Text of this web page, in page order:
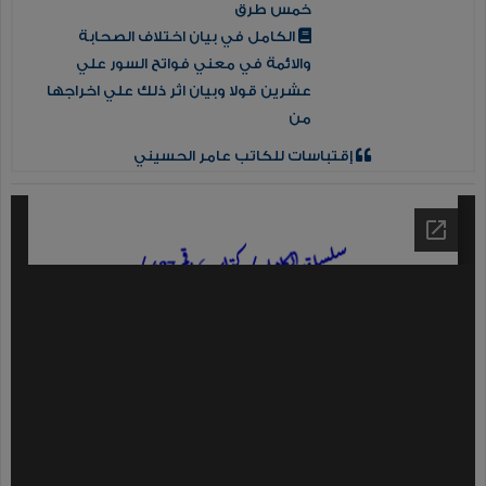
خمس طرق
الكامل في بيان اختلاف الصحابة
والائمة في معني فواتح السور علي
عشرين قولا وبيان اثر ذلك علي اخراجها
من
إقتباسات للكاتب عامر الحسيني